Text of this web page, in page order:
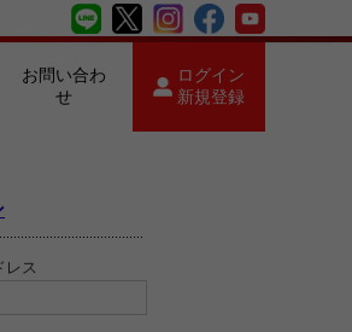
お問い合わ
せ
ログイン
新規登録
レス